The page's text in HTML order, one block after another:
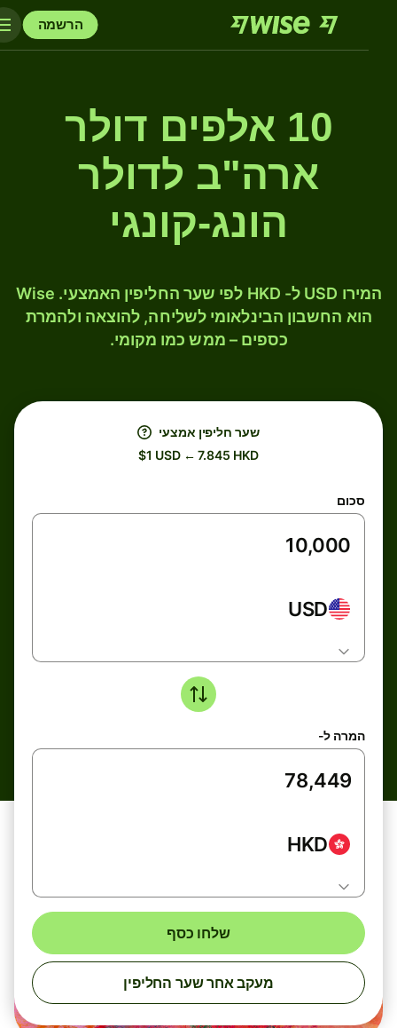
הרשמה
10 אלפים דולר
ארה"ב לדולר
הונג-קונגי
המירו USD ל- HKD לפי שער החליפין האמצעי. Wise
הוא החשבון הבינלאומי לשליחה, להוצאה ולהמרת
כספים – ממש כמו מקומי.
שער חליפין אמצעי
$1 USD ← 7.845 HKD
סכום
USD
המרה ל-
HKD
שלחו כסף
מעקב אחר שער החליפין